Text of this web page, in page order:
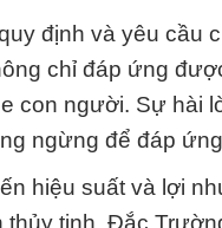
định và yêu
chỉ đáp ứng
con người. Sự hài
ngừng để đáp
hiệu suất và lợi
tinh, Đắc